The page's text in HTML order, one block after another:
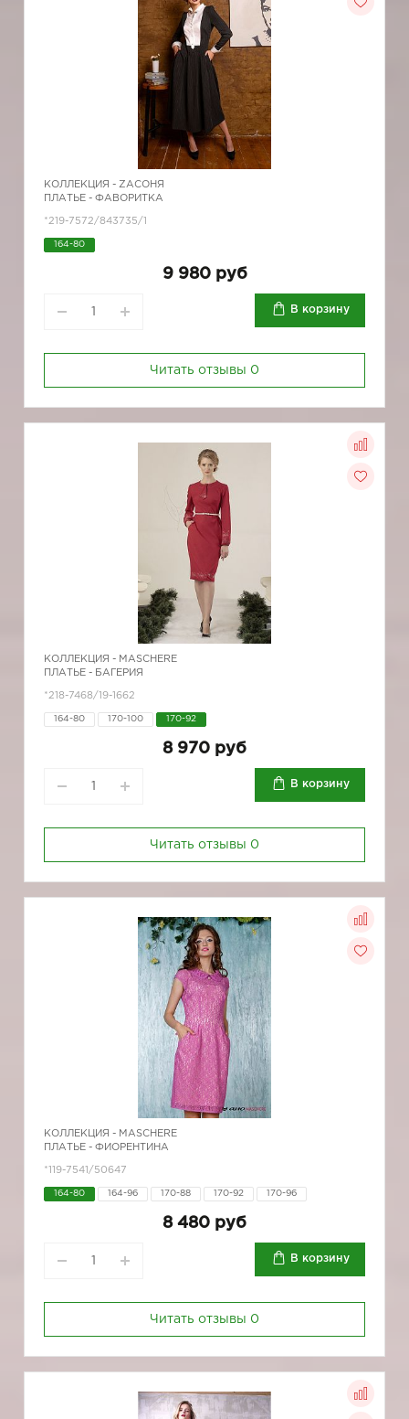
КОЛЛЕКЦИЯ - ZAСОНЯ
ПЛАТЬЕ - ФАВОРИТКА
*219-7572/843735/1
164-80
9 980 руб
В корзину
Читать отзывы 0
КОЛЛЕКЦИЯ - MASCHERE
ПЛАТЬЕ - БАГЕРИЯ
*218-7468/19-1662
164-80 170-100 170-92
8 970 руб
В корзину
Читать отзывы 0
КОЛЛЕКЦИЯ - MASCHERE
ПЛАТЬЕ - ФИОРЕНТИНА
*119-7541/50647
164-80 164-96 170-88 170-92 170-96
8 480 руб
В корзину
Читать отзывы 0